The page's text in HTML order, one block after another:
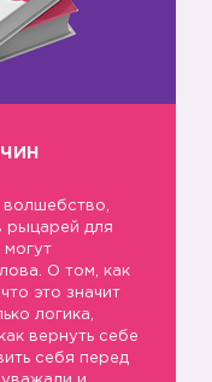
волшебство,
рыцарей для
могут
О том, как
это значит
логика,
вернуть себе
себя перед